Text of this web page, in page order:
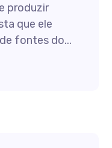
produzir
que ele
fontes do...